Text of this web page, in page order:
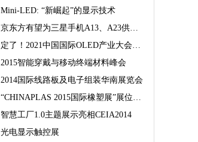
Mini-LED: “新崛起”的显示技术
京东方有望为三星手机A13、A23供应面板
定了！2021中国国际OLED产业大会12月重磅启幕
2015智能穿戴与移动终端材料峰会
2014国际线路板及电子组装华南展览会
“CHINAPLAS 2015国际橡塑展”展位预订火爆 彰显橡塑业乐观前景
智慧工厂1.0主题展示亮相CEIA2014
光电显示触控展